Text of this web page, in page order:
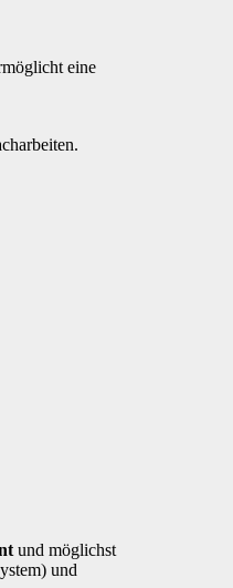
eine
und möglichst
und